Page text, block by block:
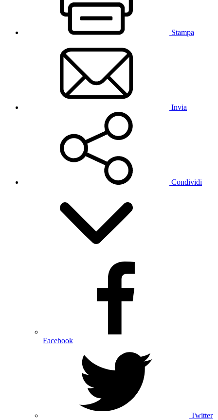
Stampa
Invia
Condividi
Facebook
Twitter